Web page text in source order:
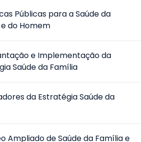
Públicas para a Saúde da
do Homem
e Implementação da
Saúde da Família
da Estratégia Saúde da
Ampliado de Saúde da Família e